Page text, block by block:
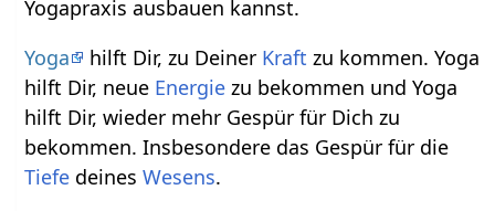
Yogapraxis ausbauen kannst.
Yoga
hilft Dir, zu Deiner Kraft zu kommen. Yoga
hilft Dir, neue Energie zu bekommen und Yoga
hilft Dir, wieder mehr Gespür für Dich zu
bekommen. Insbesondere das Gespür für die
Tiefe deinesWesens.